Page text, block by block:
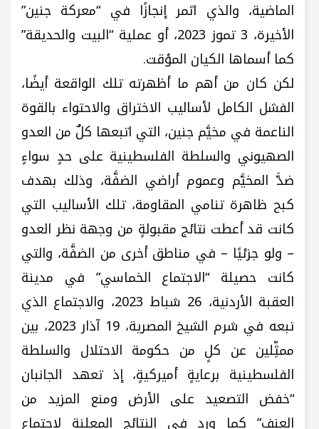
الماضية، والذي اثمر إنجازًا في “معركة جنين”
الأخيرة، 3 تموز 2023، أو عملية “البيت والحديقة”
كما أسماها الكيان المؤقت.
لكن كان من أهم ما أظهرته تلك الواقعة أيضًا،
الفشل الكامل لأساليب الاختراق والاحتواء بالقوة
الناعمة في مخيَّم جنين، التي اتبعها كلٌ من العدو
الصهيوني والسلطة الفلسطينية على حدٍ سواءٍ
ضدَّ المخيَّم وعموم أراضي الضفَّة، وذلك بهدف
كبح ظاهرة تنامي المقاومة، تلك الأساليب التي
كانت قد أعطت نتائج مقبولةٍ من وجهة نظر العدو
– ولو جزئيًا – في مناطق أخرى من الضفَّة، والتي
كانت حصيلة “الاجتماع الخماسي” في مدينة
العقبة الأردنية، 26 شباط 2023، والاجتماع الذي
تبعه في شرم الشيخ المصرية، 19 آذار 2023، بين
ممثِّلين عن كلٍ من حكومة الاحتلال والسلطة
الفلسطينية برعايةٍ أميركيةٍ، إذ تعهد الجانبان
“خفض التصعيد على الأرض ومنع المزيد من
العنف” كما ورد في النتائج المعلنة لاجتماع